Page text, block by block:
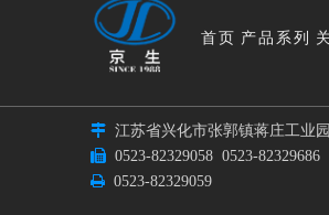
首页 产品系列
 江苏省兴化市张郭镇蒋庄工业
 0523-82329058 0523-82329686
 0523-82329059